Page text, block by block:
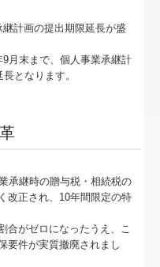
計画の提出期限延長が盛
月末まで、個人事業承継計
となります。
承継時の贈与税・相続税の
改正され、10年間限定の特
合がゼロになったうえ、こ
要件が実質撤廃されまし